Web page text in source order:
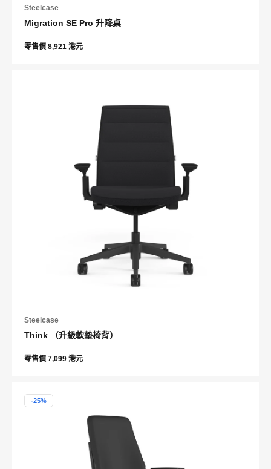
Steelcase
Migration SE Pro 升降桌
零售價 8,921 港元
Steelcase
Think （升級軟墊椅背）
零售價 7,099 港元
-25%